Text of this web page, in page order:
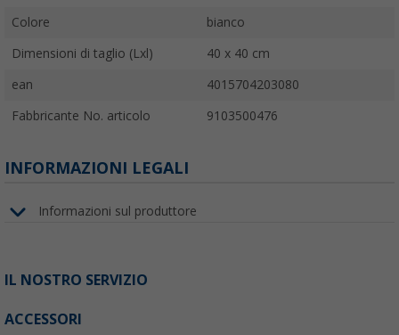
Colore bianco
Dimensioni di taglio (Lxl) 40 x 40 cm
ean 4015704203080
Fabbricante No. articolo 9103500476
INFORMAZIONI LEGALI
Informazioni sul produttore
IL NOSTRO SERVIZIO
ACCESSORI